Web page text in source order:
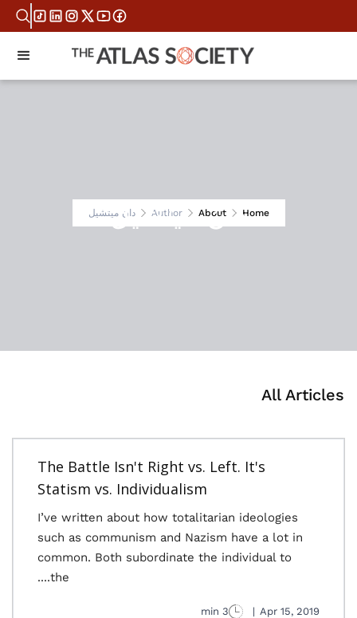
Home
About
Author دان ميتشيل
دان ميتشيل
All Articles
The Battle Isn't Right vs. Left. It's
Statism vs. Individualism
I’ve written about how totalitarian ideologies
such as communism and Nazism have a lot in
common. Both subordinate the individual to
the....
Apr 15, 2019
|
3 min